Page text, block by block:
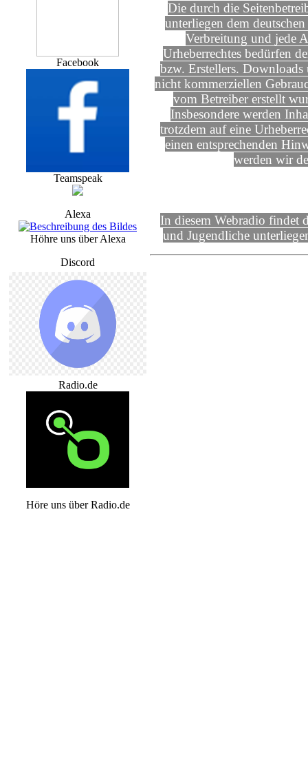
Facebook
Teamspeak
Alexa
Höhre uns über Alexa
Discord
Radio.de
Höre uns über Radio.de
Die durch die
unterliegen dem
Verbreitung und jede
Urheberrechtes bedürfen
bzw. Erstellers.
nicht kommerziellen
vom Betreiber erstellt
Insbesondere werden
trotzdem auf eine
einen entsprechenden
werden wir
In diesem Webradio findet
und Jugendliche